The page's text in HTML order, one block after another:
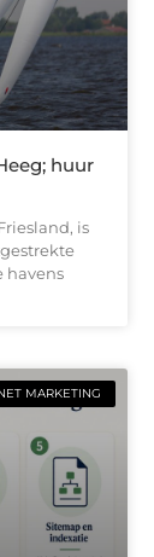
huur
is
havens
MARKETING